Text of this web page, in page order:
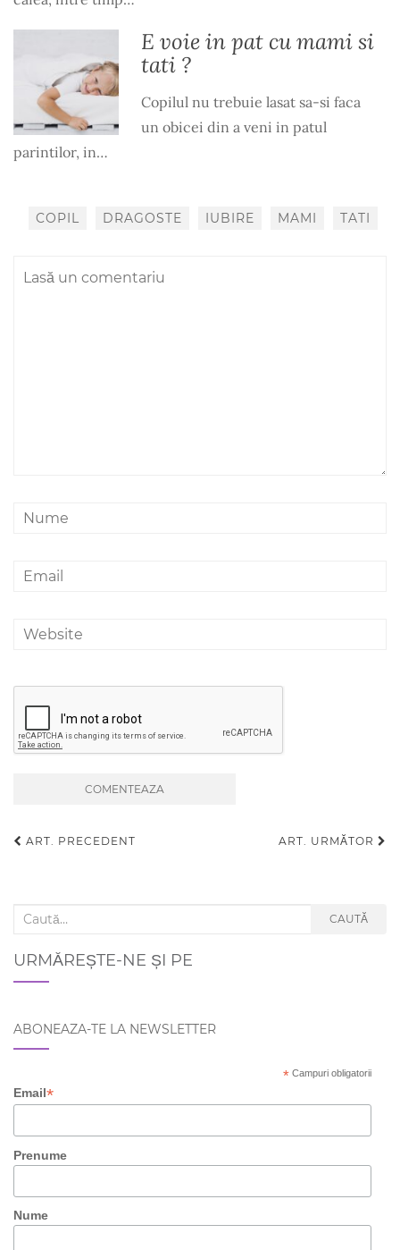
E voie in pat cu mami si
tati ?
Copilul nu trebuie lasat sa-si faca
un obicei din a veni in patul
parintilor, in…
COPIL DRAGOSTE IUBIRE MAMI TATI
ART. PRECEDENT ART. URMĂTOR
Search for: CAUTĂ
URMĂREȘTE-NE ȘI PE
ABONEAZA-TE LA NEWSLETTER
* Campuri obligatorii
Email*
Prenume
Nume